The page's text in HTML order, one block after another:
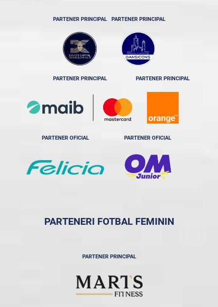
PARTENER PRINCIPAL PARTENER PRINCIPAL
PARTENER PRINCIPAL PARTENER PRINCIPAL
PARTENER OFICIAL PARTENER OFICIAL
PARTENERI FOTBAL FEMININ
PARTENER PRINCIPAL